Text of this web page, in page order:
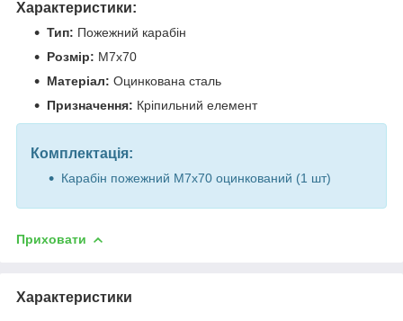
Характеристики:
Тип: Пожежний карабін
Розмір: М7х70
Матеріал: Оцинкована сталь
Призначення: Кріпильний елемент
Комплектація:
Карабін пожежний М7х70 оцинкований (1 шт)
Приховати
Характеристики